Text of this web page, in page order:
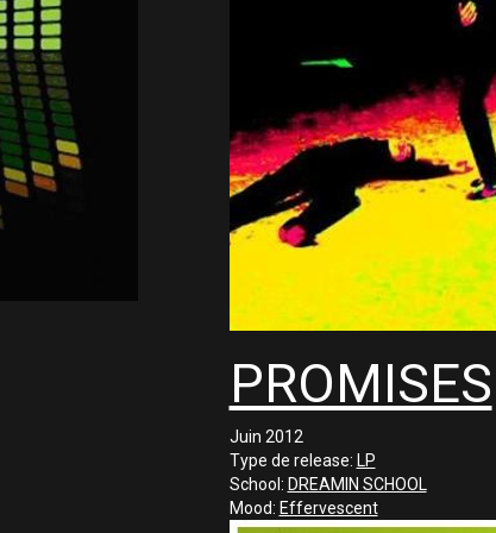
PROMISES
Juin 2012
Type de release: LP
School: DREAMIN SCHOOL
Mood: Effervescent